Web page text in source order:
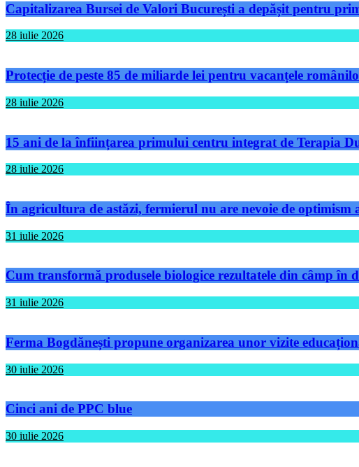
Capitalizarea Bursei de Valori București a depășit pentru
28 iulie 2026
Protecție de peste 85 de miliarde lei pentru vacanțele
28 iulie 2026
15 ani de la înființarea primului centru integrat de Terapia
28 iulie 2026
În agricultura de astăzi, fermierul nu are nevoie de optimism
31 iulie 2026
Cum transformă produsele biologice rezultatele din câmp în
31 iulie 2026
Ferma Bogdănești propune organizarea unor vizite
30 iulie 2026
Cinci ani de PPC blue
30 iulie 2026